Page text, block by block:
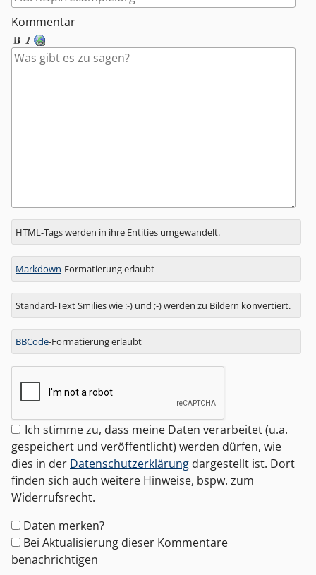
Kommentar
Antwort
zu
HTML-Tags werden in ihre Entities umgewandelt.
Markdown-Formatierung erlaubt
Standard-Text Smilies wie :-) und ;-) werden zu Bildern konvertiert.
BBCode-Formatierung erlaubt
Ich stimme zu, dass meine Daten verarbeitet (u.a.
gespeichert und veröffentlicht) werden dürfen, wie
dies in der Datenschutzerklärung dargestellt ist. Dort
finden sich auch weitere Hinweise, bspw. zum
Widerrufsrecht.
Formular-
Optionen
Daten merken?
Bei Aktualisierung dieser Kommentare
benachrichtigen